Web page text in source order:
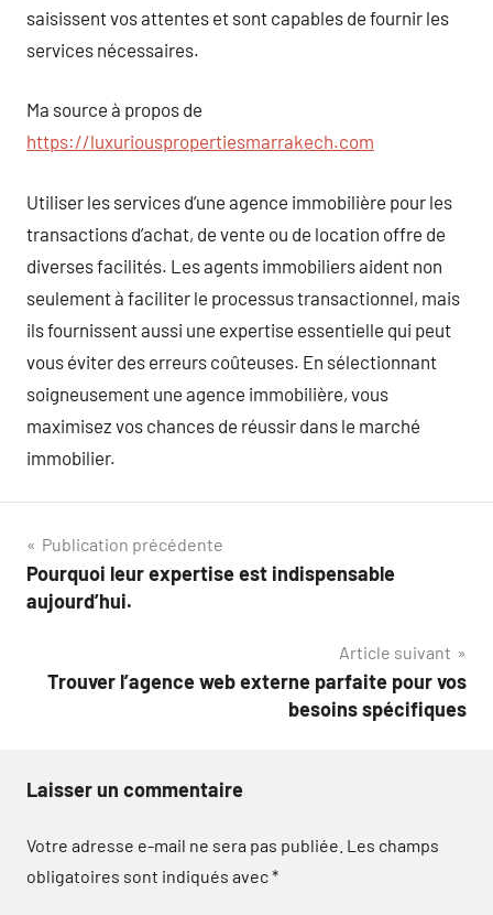
saisissent vos attentes et sont capables de fournir les
services nécessaires.
Ma source à propos de
https://luxuriouspropertiesmarrakech.com
Utiliser les services d’une agence immobilière pour les
transactions d’achat, de vente ou de location offre de
diverses facilités. Les agents immobiliers aident non
seulement à faciliter le processus transactionnel, mais
ils fournissent aussi une expertise essentielle qui peut
vous éviter des erreurs coûteuses. En sélectionnant
soigneusement une agence immobilière, vous
maximisez vos chances de réussir dans le marché
immobilier.
Navigation
de
Publication précédente
Pourquoi leur expertise est indispensable
aujourd’hui.
Article suivant
Trouver l’agence web externe parfaite pour vos
besoins spécifiques
Laisser un commentaire
Votre adresse e-mail ne sera pas publiée. Les champs
obligatoires sont indiqués avec*